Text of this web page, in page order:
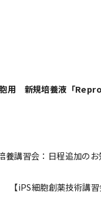
用 新規培養液「
養講習会：日程追加のお
【iPS細胞創薬技術講習